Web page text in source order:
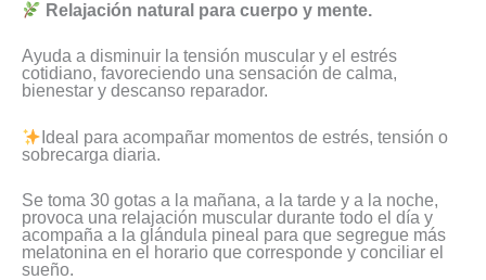
Relajación natural para cuerpo y mente.
Ayuda a disminuir la tensión muscular y el estrés
cotidiano, favoreciendo una sensación de calma,
bienestar y descanso reparador.
Ideal para acompañar momentos de estrés, tensión o
sobrecarga diaria.
Se toma 30 gotas a la mañana, a la tarde y a la noche,
provoca una relajación muscular durante todo el día y
acompaña a la glándula pineal para que segregue más
melatonina en el horario que corresponde y conciliar el
sueño.